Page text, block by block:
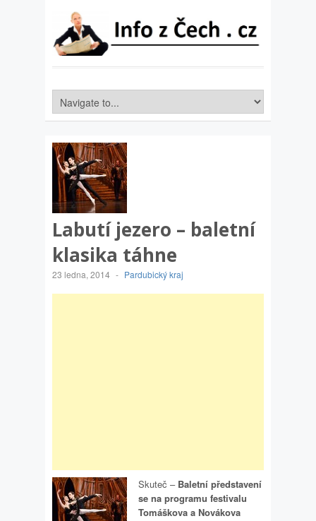
Labutí jezero – baletní
klasika táhne
23 ledna, 2014 - Pardubický kraj
Skuteč – Baletní představení
se na programu festivalu
Tomáškova a Novákova